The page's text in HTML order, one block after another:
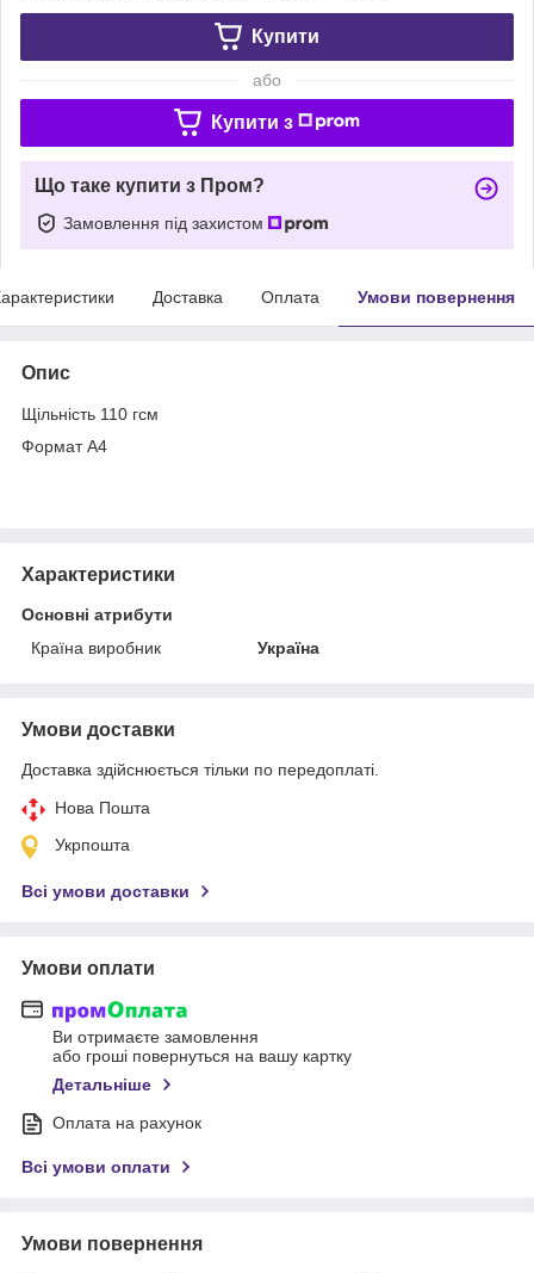
Купити
або
Купити з
Що таке купити з Пром?
Замовлення під захистом
Доставка Оплата Умови повернення
Опис
Щільність 110 гсм
Формат А4
Характеристики
Основні атрибути
Країна виробник
Україна
Умови доставки
Доставка здійснюється тільки по передоплаті.
Нова Пошта
Укрпошта
Всі умови доставки
Умови оплати
Ви отримаєте замовлення
або гроші повернуться на вашу картку
Детальніше
Оплата на рахунок
Всі умови оплати
Умови повернення